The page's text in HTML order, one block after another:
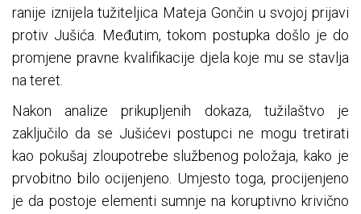
ranije iznijela tužiteljica Mateja Gončin u svojoj prijavi
protiv Jušića. Međutim, tokom postupka došlo je do
promjene pravne kvalifikacije djela koje mu se stavlja
na teret.
Nakon analize prikupljenih dokaza, tužilaštvo je
zaključilo da se Jušićevi postupci ne mogu tretirati
kao pokušaj zloupotrebe službenog položaja, kako je
prvobitno bilo ocijenjeno. Umjesto toga, procijenjeno
je da postoje elementi sumnje na koruptivno krivično